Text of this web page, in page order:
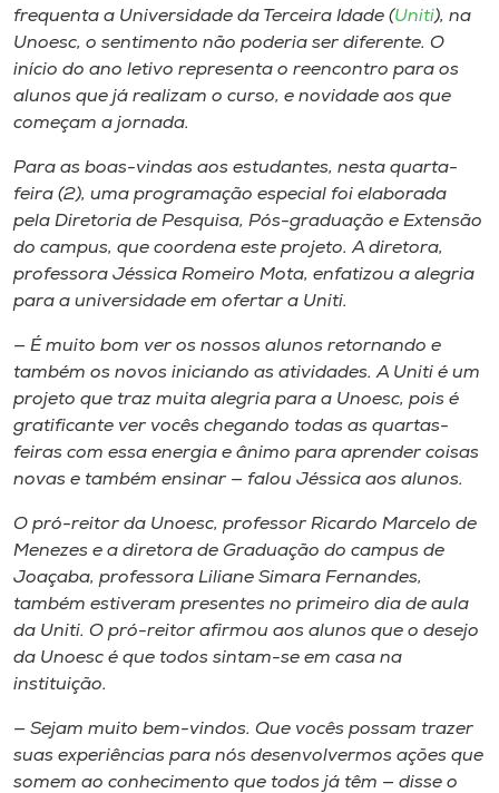
Unoesc
Store
Selecione
o idioma
frequenta a Universidade da Terceira Idade (Uniti), na
Unoesc, o sentimento não poderia ser diferente. O
início do ano letivo representa o reencontro para os
alunos que já realizam o curso, e novidade aos que
começam a jornada.
Para as boas-vindas aos estudantes, nesta quarta-
feira (2), uma programação especial foi elaborada
pela Diretoria de Pesquisa, Pós-graduação e Extensão
do campus, que coordena este projeto. A diretora,
professora Jéssica Romeiro Mota, enfatizou a alegria
para a universidade em ofertar a Uniti.
— É muito bom ver os nossos alunos retornando e
também os novos iniciando as atividades. A Uniti é um
projeto que traz muita alegria para a Unoesc, pois é
gratificante ver vocês chegando todas as quartas-
feiras com essa energia e ânimo para aprender coisas
novas e também ensinar — falou Jéssica aos alunos.
O pró-reitor da Unoesc, professor Ricardo Marcelo de
Menezes e a diretora de Graduação do campus de
Joaçaba, professora Liliane Simara Fernandes,
também estiveram presentes no primeiro dia de aula
da Uniti. O pró-reitor afirmou aos alunos que o desejo
da Unoesc é que todos sintam-se em casa na
instituição.
— Sejam muito bem-vindos. Que vocês possam trazer
suas experiências para nós desenvolvermos ações que
somem ao conhecimento que todos já têm — disse o